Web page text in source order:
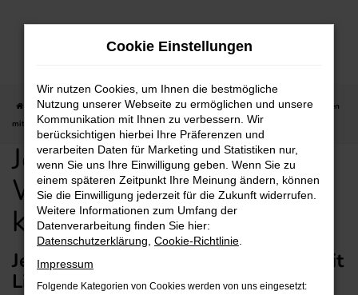
Zum
Startseite Wiesbaden Jeep
Jeep Wrangler für Wiesbaden günstig kaufen
mit Lieferservice
Jeep Wrangler für
Wiesbaden günstig
kaufen mit Lieferservice
Jeep Wrangler – empfehlenswert mit
Lieferservice für Wiesbaden
Cookie Einstellungen
Wir nutzen Cookies, um Ihnen die bestmögliche
Nutzung unserer Webseite zu ermöglichen und unsere
Kommunikation mit Ihnen zu verbessern. Wir
berücksichtigen hierbei Ihre Präferenzen und
verarbeiten Daten für Marketing und Statistiken nur,
wenn Sie uns Ihre Einwilligung geben. Wenn Sie zu
einem späteren Zeitpunkt Ihre Meinung ändern, können
Sie die Einwilligung jederzeit für die Zukunft widerrufen.
Weitere Informationen zum Umfang der
Datenverarbeitung finden Sie hier:
Datenschutzerklärung Cookie-Richtlinie
Impressum
Folgende Kategorien von Cookies werden von uns eingesetzt: